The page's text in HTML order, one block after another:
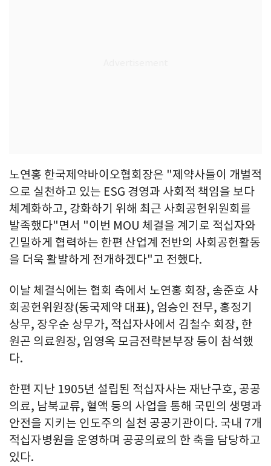
노연홍 한국제약바이오협회장은 "제약사들이 개별적
으로 실천하고 있는 ESG 경영과 사회적 책임을 보다
체계화하고, 강화하기 위해 최근 사회공헌위원회를
발족했다"면서 "이번 MOU 체결을 계기로 적십자와
긴밀하게 협력하는 한편 산업계 전반의 사회공헌활동
을 더욱 활발하게 전개하겠다"고 전했다.
이날 체결식에는 협회 측에서 노연홍 회장, 송준호 사
회공헌위원장(동국제약 대표), 엄승인 전무, 홍정기
상무, 장우순 상무가, 적십자사에서 김철수 회장, 한
원곤 의료원장, 임영옥 모금전략본부장 등이 참석했
다.
한편 지난 1905년 설립된 적십자사는 재난구호, 공공
의료, 남북교류, 혈액 등의 사업을 통해 국민의 생명과
안전을 지키는 인도주의 실천 공공기관이다. 국내 7개
적십자병원을 운영하며 공공의료의 한 축을 담당하고
있다.